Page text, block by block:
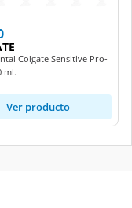
from
Colgate Sensitive Pro-
ml.
Ver producto